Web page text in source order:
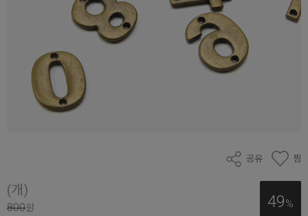
공유 찜
(개)
49%
800원